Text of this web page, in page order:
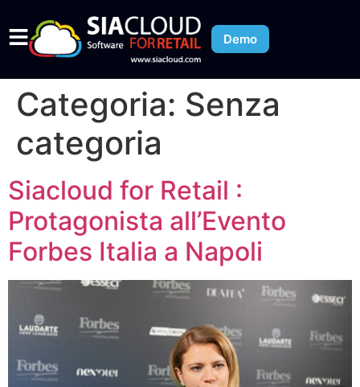
Demo
Categoria: Senza
categoria
Siacloud for Retail :
Protagonista all’Evento
Forbes Italia a Napoli